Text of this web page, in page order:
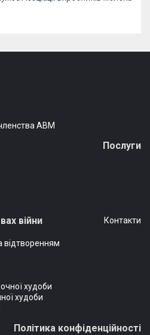
АВМ
Послуги
війни
відтворенням
худоби
худоби
Контакти
Політика конфіденційності